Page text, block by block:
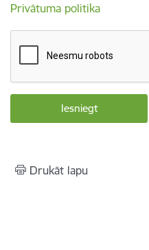
Privātuma politika
Drukāt lapu